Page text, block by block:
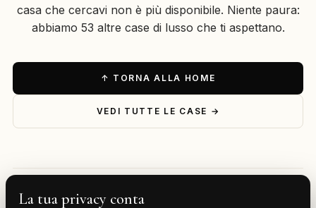
casa che cercavi non è più disponibile. Niente paura:
abbiamo 53 altre case di lusso che ti aspettano.
↑ TORNA ALLA HOME
VEDI TUTTE LE CASE →
— ESPLORA PER DESTINAZIONE
La tua privacy conta